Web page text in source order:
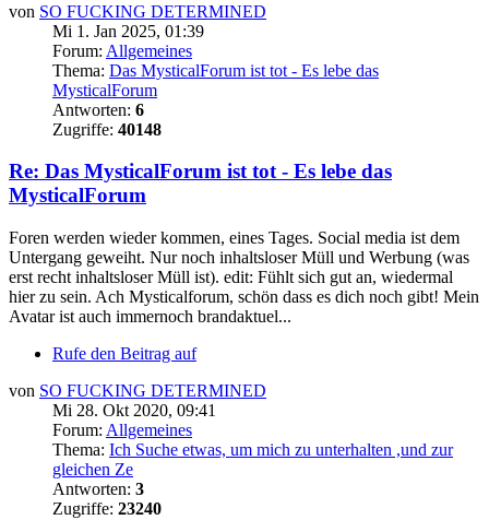
von SO FUCKING DETERMINED
Mi 1. Jan 2025, 01:39
Forum: Allgemeines
Thema: Das MysticalForum ist tot - Es lebe das
MysticalForum
Antworten: 6
Zugriffe: 40148
Re: Das MysticalForum ist tot - Es lebe das
MysticalForum
Foren werden wieder kommen, eines Tages. Social media ist dem
Untergang geweiht. Nur noch inhaltsloser Müll und Werbung (was
erst recht inhaltsloser Müll ist). edit: Fühlt sich gut an, wiedermal
hier zu sein. Ach Mysticalforum, schön dass es dich noch gibt! Mein
Avatar ist auch immernoch brandaktuel...
Rufe den Beitrag auf
von SO FUCKING DETERMINED
Mi 28. Okt 2020, 09:41
Forum: Allgemeines
Thema: Ich Suche etwas, um mich zu unterhalten ,und zur
gleichen Ze
Antworten: 3
Zugriffe: 23240